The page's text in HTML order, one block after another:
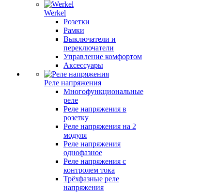
Werkel
Розетки
Рамки
Выключатели и
переключатели
Управление комфортом
Аксессуары
Реле напряжения
Многофункциональные
реле
Реле напряжения в
розетку
Реле напряжения на 2
модуля
Реле напряжения
однофазное
Реле напряжения с
контролем тока
Трёхфазные реле
напряжения